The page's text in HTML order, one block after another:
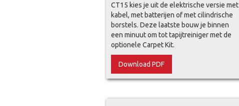
CT15 kies je uit de elektrische versie met
kabel, met batterijen of met cilindrische
borstels. Deze laatste bouw je binnen
een minuut om tot tapijtreiniger met de
optionele Carpet Kit.
Download PDF